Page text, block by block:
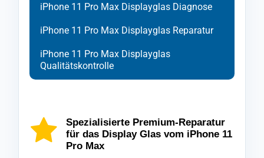
iPhone 11 Pro Max Displayglas Diagnose
iPhone 11 Pro Max Displayglas Reparatur
iPhone 11 Pro Max Displayglas
Qualitätskontrolle
fortschrittliche Technologien, um die genaue
Ursache der Beschädigungen am
Displayglas zu ermitteln.
und ausschließlich mit spezialisierten
Werkzeugen geöffnet, um den
bestmöglichen Schutz, während wir die
abschließende Kontrolle durch unsere
Qualitätsabteilung, die die neue Scheibe
Ihres iPhone 11 Pro Max nochmals
Spezialisierte Premium-Reparatur
für das Display Glas vom iPhone 11
Pro Max